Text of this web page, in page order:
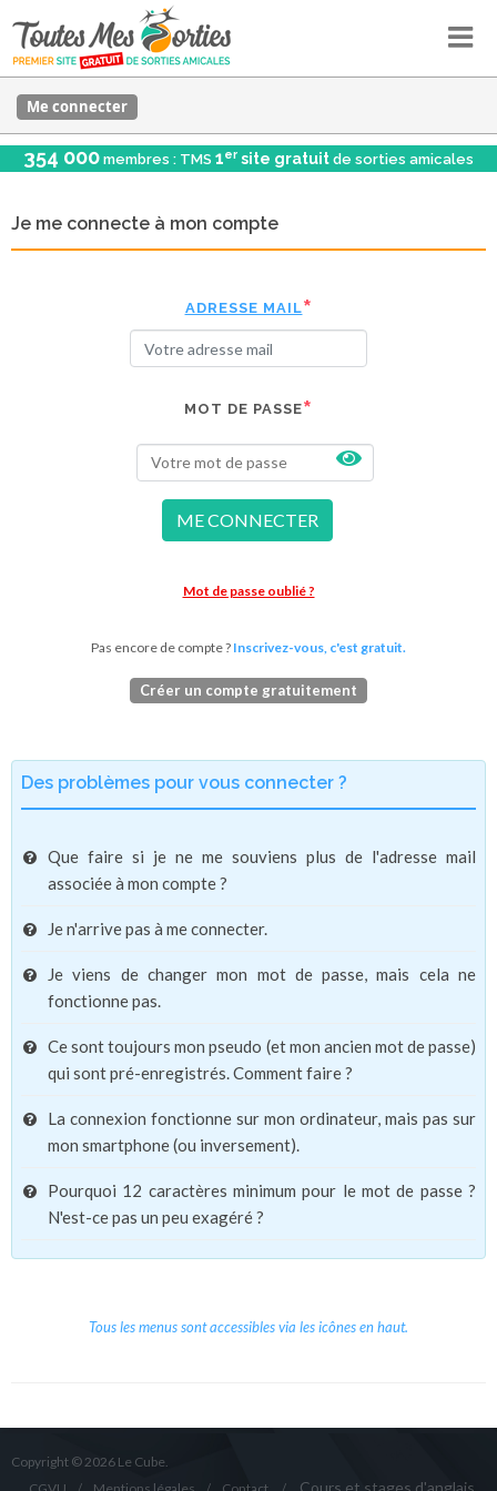
Me connecter
354 000 membres : TMS 1er site gratuit de sorties amicales
Je me connecte à mon compte
ADRESSE MAIL
MOT DE PASSE
ME CONNECTER
Mot de passe oublié ?
Pas encore de compte ? Inscrivez-vous, c'est gratuit.
Créer un compte gratuitement
Des problèmes pour vous connecter ?
Que faire si je ne me souviens plus de l'adresse mail
associée à mon compte ?
Je n'arrive pas à me connecter.
Je viens de changer mon mot de passe, mais cela ne
fonctionne pas.
Ce sont toujours mon pseudo (et mon ancien mot de passe)
qui sont pré-enregistrés. Comment faire ?
La connexion fonctionne sur mon ordinateur, mais pas sur
mon smartphone (ou inversement).
Pourquoi 12 caractères minimum pour le mot de passe ?
N'est-ce pas un peu exagéré ?
Tous les menus sont accessibles via les icônes en haut.
Copyright © 2026 Le Cube.
Cours et stages d'anglais